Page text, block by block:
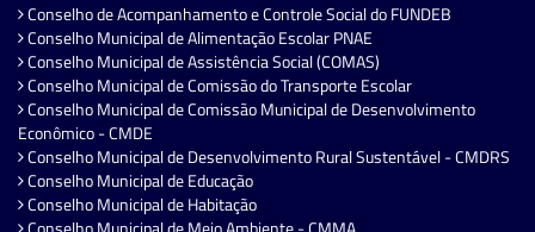
Conselho de Acompanhamento e Controle Social do FUNDEB
Conselho Municipal de Alimentação Escolar PNAE
Conselho Municipal de Assistência Social (COMAS)
Conselho Municipal de Comissão do Transporte Escolar
Conselho Municipal de Comissão Municipal de Desenvolvimento
Econômico - CMDE
Conselho Municipal de Desenvolvimento Rural Sustentável - CMDRS
Conselho Municipal de Educação
Conselho Municipal de Habitação